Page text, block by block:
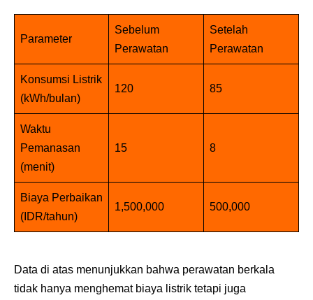
Parameter
Sebelum
Perawatan
Setelah
Perawatan
Konsumsi Listrik
(kWh/bulan)
120 85
Waktu
Pemanasan
(menit)
15 8
Biaya Perbaikan
(IDR/tahun)
1,500,000 500,000
Data di atas menunjukkan bahwa perawatan berkala
tidak hanya menghemat biaya listrik tetapi juga